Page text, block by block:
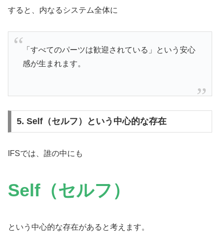
すると、内なるシステム全体に
「すべてのパーツは歓迎されている」という安心
感が生まれます。
5. Self（セルフ）という中心的な存在
IFSでは、誰の中にも
Self（セルフ）
という中心的な存在があると考えます。